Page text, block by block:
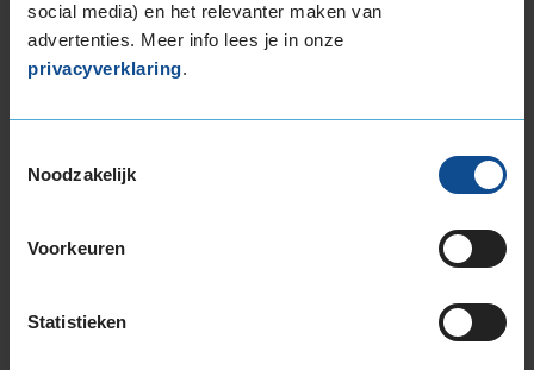
social media) en het relevanter maken van
advertenties. Meer info lees je in onze
privacyverklaring.
Noodzakelijk
Voorkeuren
Statistieken
71
Deze band is beoordeeld met het EU
gewaardeerd met een C-label, wat betekent dat